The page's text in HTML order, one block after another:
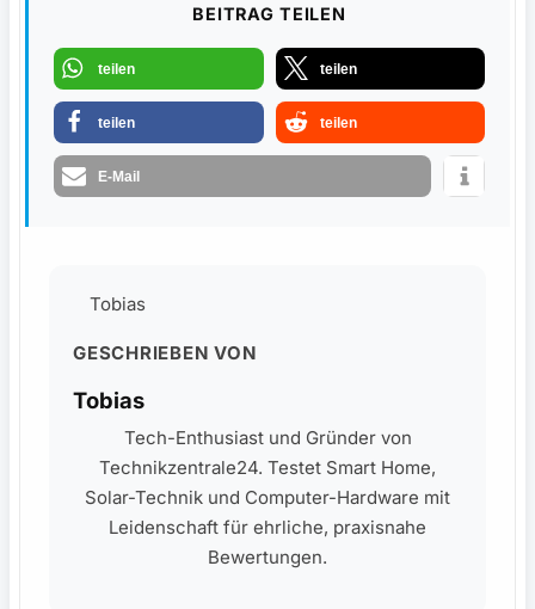
BEITRAG TEILEN
teilen teilen
teilen teilen
E-Mail
Tobias
GESCHRIEBEN VON
Tobias
Tech-Enthusiast und Gründer von
Technikzentrale24. Testet Smart Home,
Solar-Technik und Computer-Hardware mit
Leidenschaft für ehrliche, praxisnahe
Bewertungen.